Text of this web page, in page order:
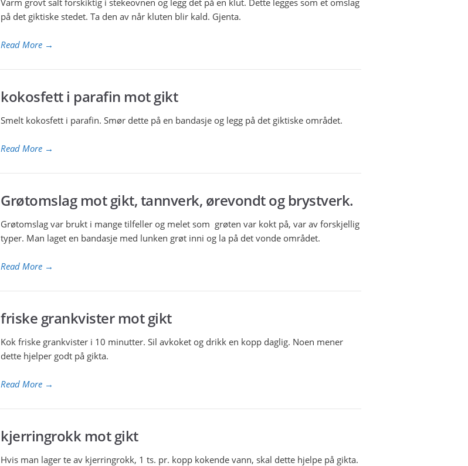
Varm grovt salt forskiktig i stekeovnen og legg det på en klut. Dette legges som et omslag
på det giktiske stedet. Ta den av når kluten blir kald. Gjenta.
Read More →
kokosfett i parafin mot gikt
Smelt kokosfett i parafin. Smør dette på en bandasje og legg på det giktiske området.
Read More →
Grøtomslag mot gikt, tannverk, ørevondt og brystverk.
Grøtomslag var brukt i mange tilfeller og melet som grøten var kokt på, var av forskjellig
typer. Man laget en bandasje med lunken grøt inni og la på det vonde området.
Read More →
friske grankvister mot gikt
Kok friske grankvister i 10 minutter. Sil avkoket og drikk en kopp daglig. Noen mener
dette hjelper godt på gikta.
Read More →
kjerringrokk mot gikt
Hvis man lager te av kjerringrokk, 1 ts. pr. kopp kokende vann, skal dette hjelpe på gikta.